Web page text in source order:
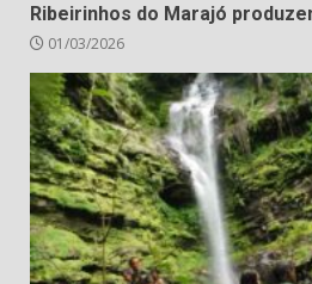
Ribeirinhos do Marajó
01/03/2026